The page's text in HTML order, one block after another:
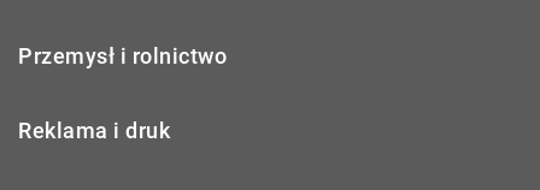
Przemysł i rolnictwo
Reklama i druk